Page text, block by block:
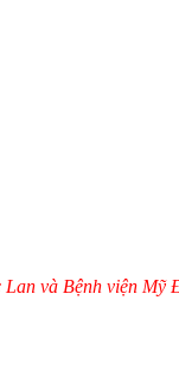
Lan và Bệnh viện Mỹ